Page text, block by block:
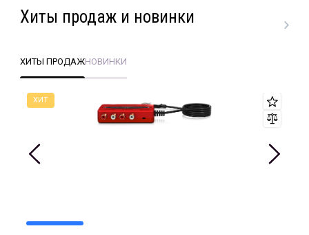
Хиты продаж и новинки
ХИТЫ ПРОДАЖНОВИНКИ